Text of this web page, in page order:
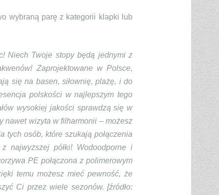
wybraną parę z kategorii klapki lub
Niech Twoje stopy będą jednymi z
Zaprojektowane w Polsce,
się na basen, siłownię, plażę, i do
polskości w najlepszym tego
wysokiej jakości sprawdzą się w
nawet wizyta w filharmonii – możesz
tych osób, które szukają połączenia
najwyższej półki! Wodoodporne i
PE połączona z polimerowym
temu możesz mieć pewność, że
Ci przez wiele sezonów. [źródło: